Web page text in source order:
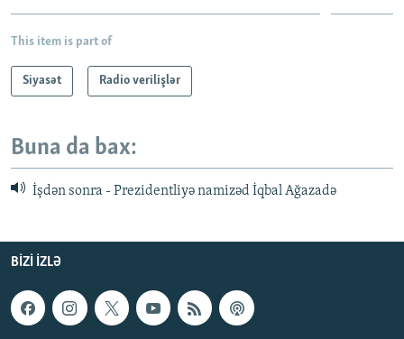
This item is part of
Siyasət Radio verilişlər
Buna da bax:
İşdən sonra - Prezidentliyə namizəd İqbal Ağazadə
BIZI IZLƏ